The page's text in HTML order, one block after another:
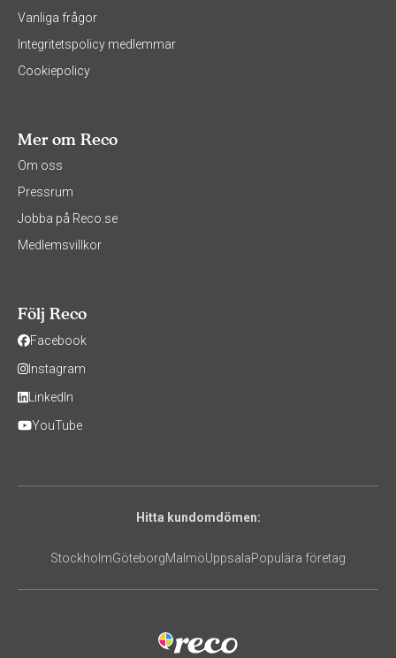
Vanliga frågor
Integritetspolicy medlemmar
Cookiepolicy
Mer om Reco
Om oss
Pressrum
Jobba på Reco.se
Medlemsvillkor
Följ Reco
Facebook
Instagram
LinkedIn
YouTube
Hitta kundomdömen:
StockholmGöteborgMalmöUppsalaPopulära företag